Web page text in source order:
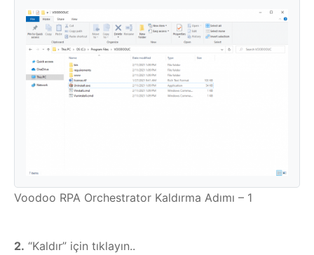
Voodoo RPA Orchestrator Kaldırma Adımı – 1
2. “Kaldır” için tıklayın..